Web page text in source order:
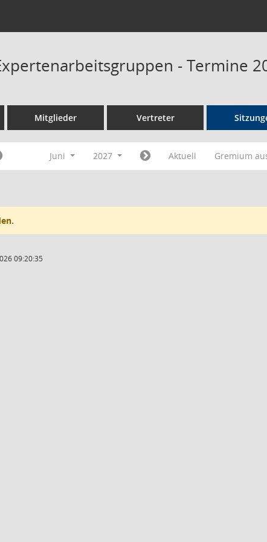
- Termine
Mitglieder Vertreter
Juni 2027 Aktuell Gremium
09:20:35